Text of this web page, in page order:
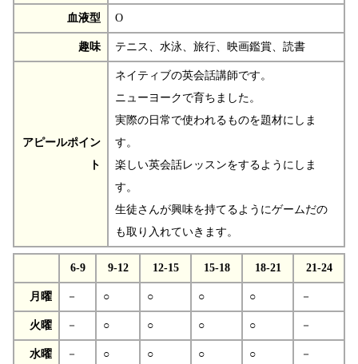
血液型 O
趣味 テニス、水泳、旅行、映画鑑賞、読書
アピールポイン
ト
ネイティブの英会話講師です。
ニューヨークで育ちました。
実際の日常で使われるものを題材にしま
す。
楽しい英会話レッスンをするようにしま
す。
生徒さんが興味を持てるようにゲームだの
も取り入れていきます。
6-9 9-12 12-15 15-18 18-21 21-24
月曜 － ○ ○ ○ ○ －
火曜 － ○ ○ ○ ○ －
水曜 － ○ ○ ○ ○ －